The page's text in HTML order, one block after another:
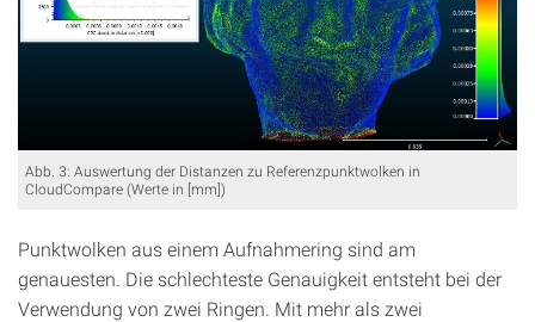
Abb. 3: Auswertung der Distanzen zu Referenzpunktwolken in
CloudCompare (Werte in [mm])
Punktwolken aus einem Aufnahmering sind am
genauesten. Die schlechteste Genauigkeit entsteht bei der
Verwendung von zwei Ringen. Mit mehr als zwei